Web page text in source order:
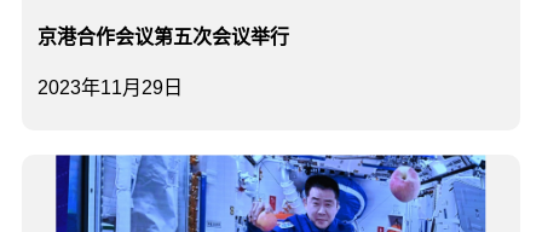
2023年11月29日
京港合作会议第五次会议举行